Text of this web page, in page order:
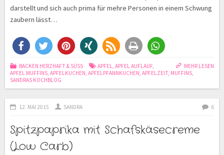
darstellt und sich auch prima für mehre Personen in einem Schwung
zaubern lässt…
MEHR LESEN
BACKEN HERZHAFT & SÜSS APFEL,APFEL AUFLAUF,
APFEL MUFFINS, APFELKUCHEN, APFELPFANNKUCHEN, APFELZEIT, MUFFINS,
SANDRAS KOCHBLOG
12. MAI 2015 SANDRA 6
Spitzpaprika mit Schafskäsecreme
(Low Carb)